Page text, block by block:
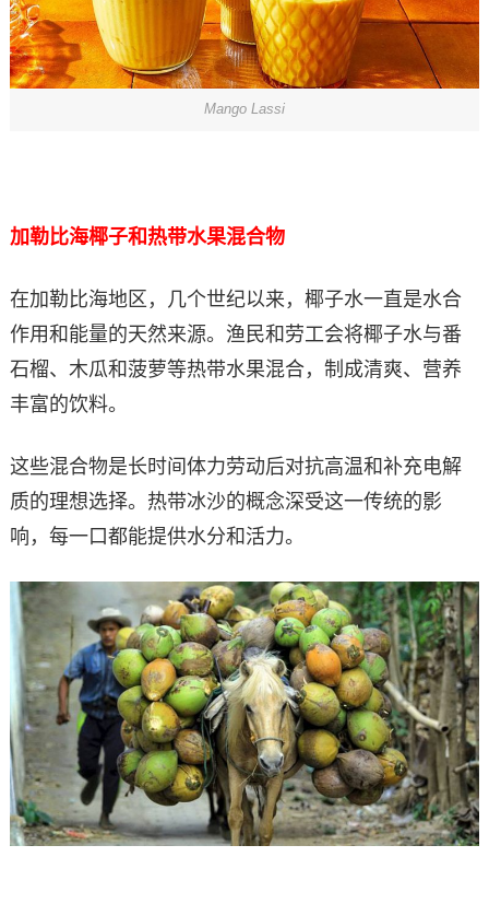
Mango Lassi
加勒比海椰子和热带水果混合物
在加勒比海地区，几个世纪以来，椰子水一直是水合
作用和能量的天然来源。渔民和劳工会将椰子水与番
石榴、木瓜和菠萝等热带水果混合，制成清爽、营养
丰富的饮料。
这些混合物是长时间体力劳动后对抗高温和补充电解
质的理想选择。热带冰沙的概念深受这一传统的影
响，每一口都能提供水分和活力。